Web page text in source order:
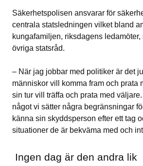
Säkerhetspolisen ansvarar för
centrala statsledningen vilket bland
kungafamiljen, riksdagens
övriga statsråd.
– När jag jobbar med politiker är det
människor vill komma fram och prata
sin tur vill träffa och prata med
något vi sätter några begränsningar
känna sin skyddsperson efter ett tag
situationer de är bekväma med och
Ingen dag är den andra lik